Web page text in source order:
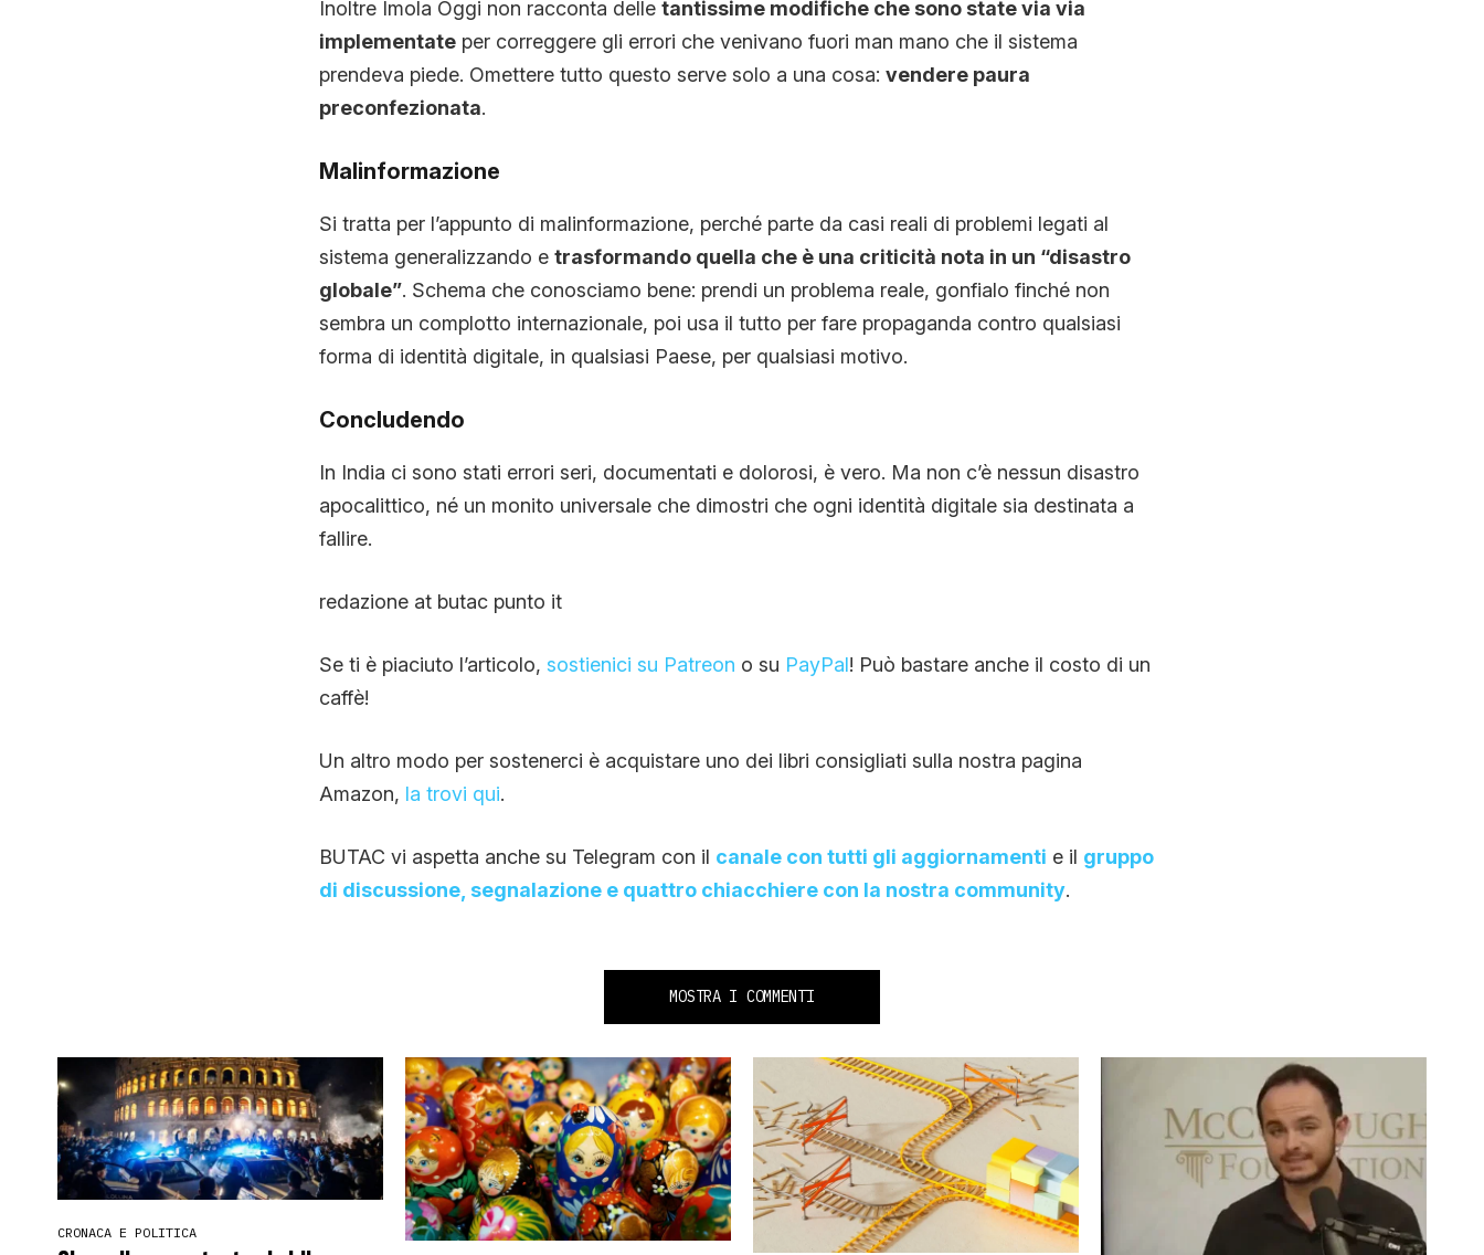
Inoltre Imola Oggi non racconta delle tantissime modifiche che sono state via via
implementateper correggere gli errori che venivano fuori man mano che il sistema
prendeva piede. Omettere tutto questo serve solo a una cosa: vendere paura
preconfezionata.
Malinformazione
Si tratta per l’appunto di malinformazione, perché parte da casi reali di problemi legati al
sistema generalizzando e trasformando quella che è una criticità nota in un “disastro
globale”. Schema che conosciamo bene: prendi un problema reale, gonfialo finché non
sembra un complotto internazionale, poi usa il tutto per fare propaganda contro qualsiasi
forma di identità digitale, in qualsiasi Paese, per qualsiasi motivo.
Concludendo
In India ci sono stati errori seri, documentati e dolorosi, è vero. Ma non c’è nessun disastro
apocalittico, né un monito universale che dimostri che ogni identità digitale sia destinata a
fallire.
redazione at butac punto it
Se ti è piaciuto l’articolo, sostienici su Patreon o su PayPal! Può bastare anche il costo di un
caffè!
Un altro modo per sostenerci è acquistare uno dei libri consigliati sulla nostra pagina
Amazon, la trovi qui.
BUTAC vi aspetta anche su Telegram con il canale con tutti gli aggiornamenti e il gruppo
di discussione, segnalazione e quattro chiacchiere con la nostra community.
MOSTRA I COMMENTI
CRONACA E POLITICA